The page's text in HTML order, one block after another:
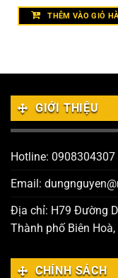
THÊM VÀO GIỎ
GIỚI THIỆU
Hotline: 0908304307
Email:
Địa chỉ: H79 Đường
Thành phố Biên
CHÍNH SÁCH